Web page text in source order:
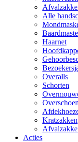
Alle
Haarnet
Overalls
Schorten
Kratzakken
Acties